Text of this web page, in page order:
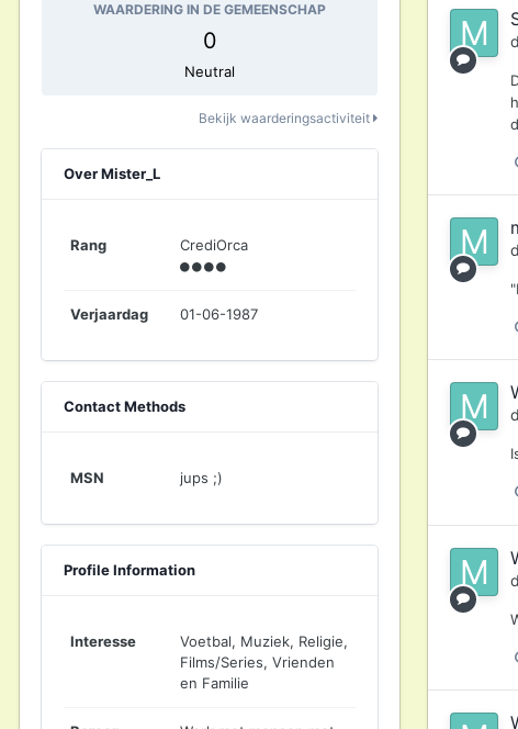
WAARDERING IN DE GEMEENSCHAP
0
Neutral
Bekijk waarderingsactiviteit
Over Mister_L
Rang CrediOrca
Verjaardag 01-06-1987
Contact Methods
MSN jups ;)
Profile Information
Interesse
Voetbal, Muziek, Religie,
Films/Series, Vrienden
en Familie